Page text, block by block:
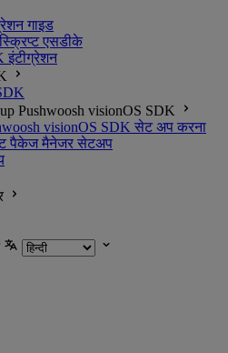
गाइड
एसडीके
इंटीग्रेशन
Pushwoosh visionOS SDK
visionOS SDK सेट अप करना
पैकेज मैनेजर सेटअप